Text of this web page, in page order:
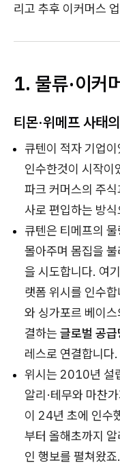
리고 추후 이커머스
1. 물류·이커
티몬·위메프 사태
큐텐이 적자 기업
인수한것이 시작이
파크 커머스의 주
사로 편입하는 방
큐텐은 티메프의
몰아주며 몸집을
을 시도합니다. 여
랫폼 위시를 인수
와 싱가포르 베이
결하는 글로벌 공
레스로 연결합니다.
위시는 2010년 설
알리·테무와 마찬
이 24년 초에 인수
부터 올해초까지
인 행보를 펼쳐왔